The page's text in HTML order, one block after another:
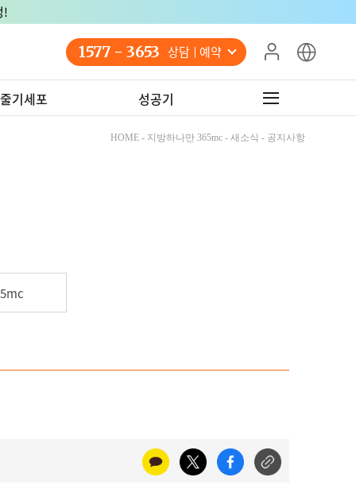
!
1577 - 3653 상담 예약
기세포 성공기
HOME - 지방하나만 365mc - 새소식 - 공지사항